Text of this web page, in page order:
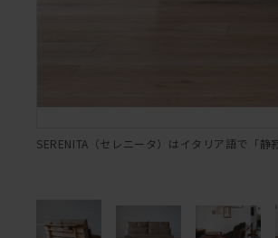
SERENITA（セレニータ）はイタリア語で「